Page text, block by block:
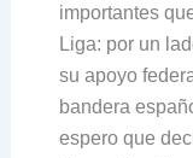
importantes
Liga: por un
su apoyo
bandera
espero que